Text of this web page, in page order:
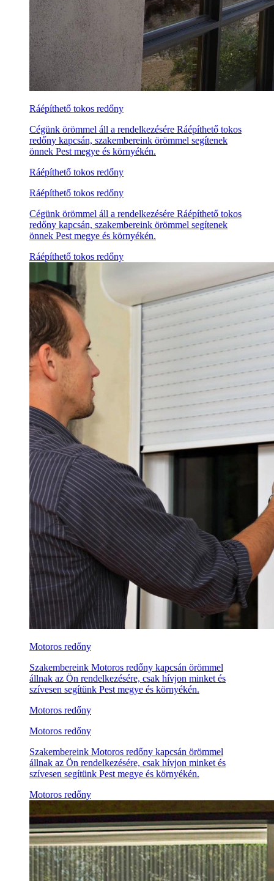
Ráépíthető tokos redőny
Cégünk örömmel áll a rendelkezésére Ráépíthető tokos
redőny kapcsán, szakembereink örömmel segítenek
önnek Pest megye és környékén.
Ráépíthető tokos redőny
Ráépíthető tokos redőny
Cégünk örömmel áll a rendelkezésére Ráépíthető tokos
redőny kapcsán, szakembereink örömmel segítenek
önnek Pest megye és környékén.
Ráépíthető tokos redőny
Motoros redőny
Szakembereink Motoros redőny kapcsán örömmel
állnak az Ön rendelkezésére, csak hívjon minket és
szívesen segítünk Pest megye és környékén.
Motoros redőny
Motoros redőny
Szakembereink Motoros redőny kapcsán örömmel
állnak az Ön rendelkezésére, csak hívjon minket és
szívesen segítünk Pest megye és környékén.
Motoros redőny